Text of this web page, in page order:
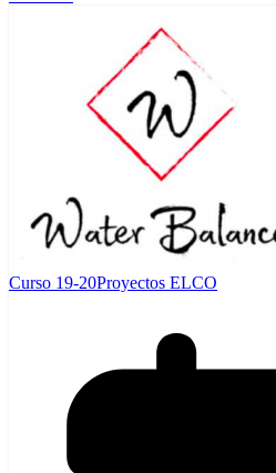
Curso 19-20Proyectos ELCO